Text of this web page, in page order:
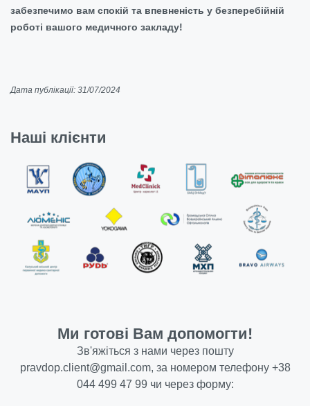
забезпечимо вам спокій та впевненість у безперебійній
роботі вашого медичного закладу!
Дата публікації: 31/07/2024
Наші клієнти
Ми готові Вам допомогти!
Зв'яжіться з нами через пошту
pravdop.client@gmail.com, за номером телефону +38
044 499 47 99 чи через форму: